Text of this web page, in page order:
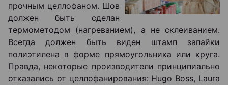
прочным целлофаном. Шов
должен быть сделан
термометодом (нагреванием), а не склеиванием.
Всегда должен быть виден штамп запайки
полиэтилена в форме прямоугольника или круга.
Правда, некоторые производители принципиально
отказались от целлофанирования: Hugo Boss, Laura